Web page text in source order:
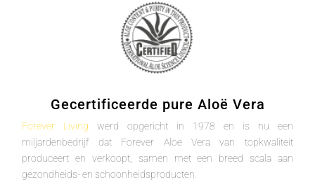
Gecertificeerde pure Aloë Vera
Forever Living werd opgericht in 1978 en is nu een
miljardenbedrijf dat Forever Aloë Vera van topkwaliteit
produceert en verkoopt, samen met een breed scala aan
gezondheids- en schoonheidsproducten.